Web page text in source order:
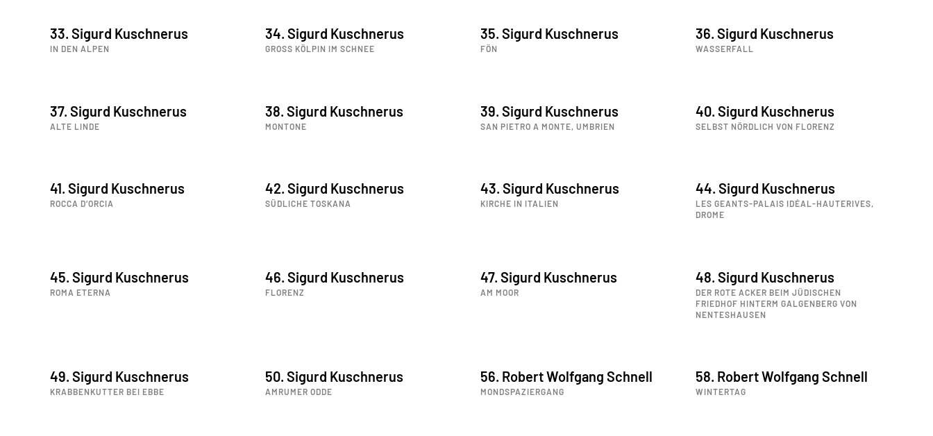
33. Sigurd Kuschnerus
IN DEN ALPEN
34. Sigurd Kuschnerus
GROSS KÖLPIN IM SCHNEE
35. Sigurd Kuschnerus
FÖN
36. Sigurd Kuschnerus
WASSERFALL
37. Sigurd Kuschnerus
ALTE LINDE
38. Sigurd Kuschnerus
MONTONE
39. Sigurd Kuschnerus
SAN PIETRO A MONTE, UMBRIEN
40. Sigurd Kuschnerus
SELBST NÖRDLICH VON FLORENZ
41. Sigurd Kuschnerus
ROCCA D‘ORCIA
42. Sigurd Kuschnerus
SÜDLICHE TOSKANA
43. Sigurd Kuschnerus
KIRCHE IN ITALIEN
44. Sigurd Kuschnerus
LES GEANTS-PALAIS IDÉAL-HAUTERIVES,
DROME
45. Sigurd Kuschnerus
ROMA ETERNA
46. Sigurd Kuschnerus
FLORENZ
47. Sigurd Kuschnerus
AM MOOR
48. Sigurd Kuschnerus
DER ROTE ACKER BEIM JÜDISCHEN
FRIEDHOF HINTERM GALGENBERG VON
NENTESHAUSEN
49. Sigurd Kuschnerus
KRABBENKUTTER BEI EBBE
50. Sigurd Kuschnerus
AMRUMER ODDE
56. Robert Wolfgang Schnell
MONDSPAZIERGANG
58. Robert Wolfgang Schnell
WINTERTAG